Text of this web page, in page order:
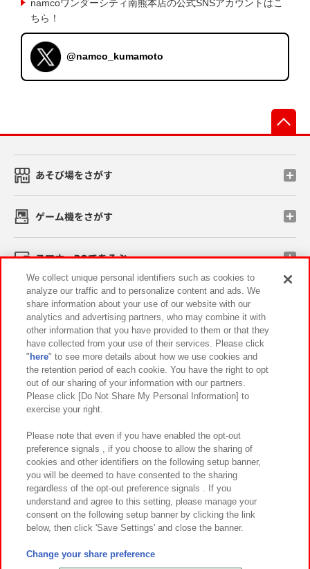
namcoワンダーシティ南熊本店の公式SNSアカウントはこ
ちら！
@namco_kumamoto
あそび場をさがす
ゲーム機をさがす
スマホ・PCであそぶ
イベント・キャンペーン
関連会社 サステナビリティ サイトポリシー
プライバシーポリシー ウェブアクセシビリティ方針と検証結果
お取引先さまとともに
カスタマーハラスメント対応方針 よくあるご質問・お問い合わせ
©Bandai Namco Amusement Inc.
©Bandai Namco Amusement Lab Inc.
We collect unique personal identifiers such as cookies to
analyze our traffic and to personalize content and ads. We
share information about your use of our website with our
analytics and advertising partners, who may combine it with
other information that you have provided to them or that they
have collected from your use of their services. Please click
" here" to see more details about how we use cookies and
the retention period of each cookie. You have the right to opt
out of our sharing of your information with our partners.
Please click [Do Not Share My Personal Information] to
exercise your right.
Please note that even if you have enabled the opt-out
preference signals , if you choose to allow the sharing of
cookies and other identifiers on the following setup banner,
you will be deemed to have consented to the sharing
regardless of the opt-out preference signals . If you
understand and agree to this setting, please manage your
consent on the following setup banner by clicking the link
below, then click 'Save Settings' and close the banner.
Change your share preference